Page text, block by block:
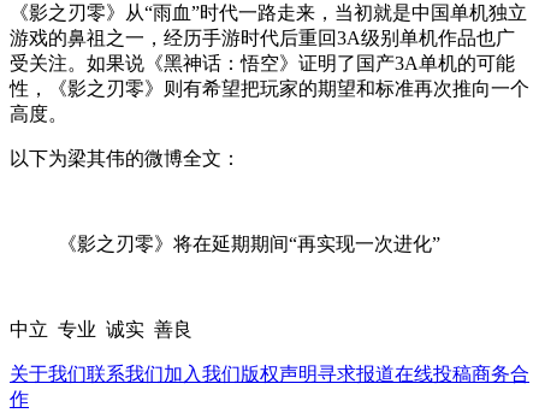
《影之刃零》从“雨血”时代一路走来，当初就是中国单机独立
游戏的鼻祖之一，经历手游时代后重回3A级别单机作品也广
受关注。如果说《黑神话：悟空》证明了国产3A单机的可能
性，《影之刃零》则有希望把玩家的期望和标准再次推向一个
高度。
以下为梁其伟的微博全文：
《影之刃零》将在延期期间“再实现一次进化”
中立 专业 诚实 善良
关于我们联系我们加入我们版权声明寻求报道在线投稿商务合
作